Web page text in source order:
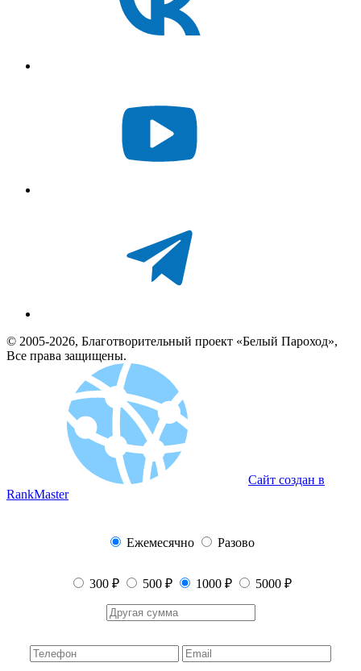
© 2005-2026, Благотворительный проект «Белый Пароход»,
Все права защищены.
Сайт создан в
RankMaster
Ежемесячно Разово
300 ₽ 500 ₽ 1000 ₽ 5000 ₽